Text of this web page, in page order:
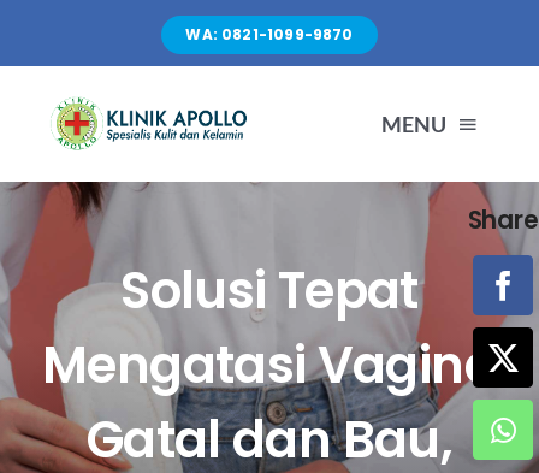
content
WA: 0821-1099-9870
MENU
LAYANAN
FASILITAS
ARTIKEL
Solusi Tepat
Mengatasi Vagina
Gatal dan Bau,
Share